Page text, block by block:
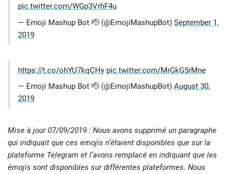
pic.twitter.com/WGp3VrhF4u
— Emoji Mashup Bot 🫡 (@EmojiMashupBot) September 1,
2019
https://t.co/ohYU7kqCHy pic.twitter.com/MrGkG5rMne
— Emoji Mashup Bot 🫡 (@EmojiMashupBot) August 30,
2019
Mise à jour 07/09/2019 : Nous avons supprimé un paragraphe
qui indiquait que ces emojis n’étaient disponibles que sur la
plateforme Telegram et l’avons remplacé en indiquant que les
émojis sont disponibles sur différentes plateformes. Nous